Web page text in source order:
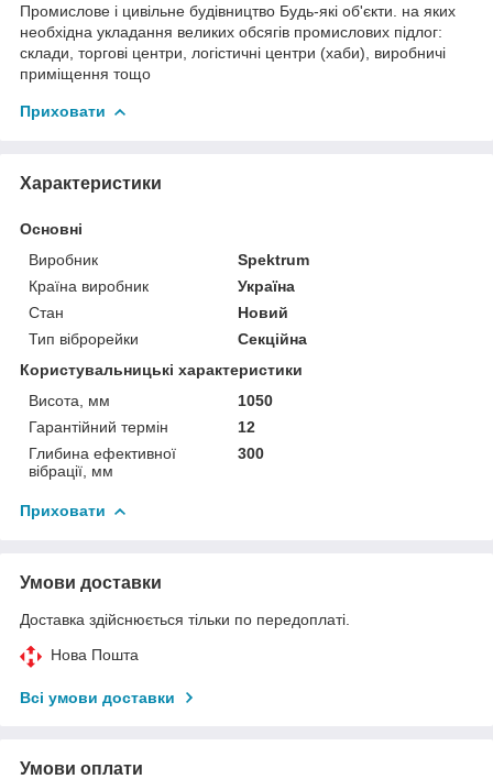
Промислове і цивільне будівництво Будь-які об'єкти. на яких
необхідна укладання великих обсягів промислових підлог:
склади, торгові центри, логістичні центри (хаби), виробничі
приміщення тощо
Приховати
Характеристики
Основні
Виробник
Spektrum
Країна виробник
Україна
Стан
Новий
Тип віброрейки
Секційна
Користувальницькі характеристики
Висота, мм
1050
Гарантійний термін
12
Глибина ефективної
вібрації, мм
300
Приховати
Умови доставки
Доставка здійснюється тільки по передоплаті.
Нова Пошта
Всі умови доставки
Умови оплати